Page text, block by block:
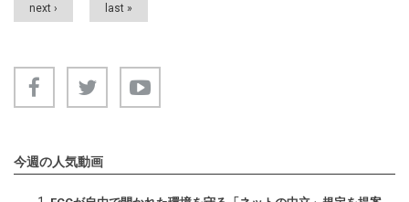
next › last »
今週の人気動画